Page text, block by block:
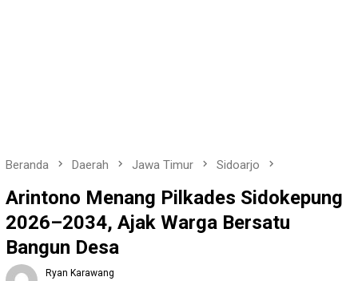
Beranda Daerah Jawa Timur Sidoarjo
Arintono Menang Pilkades Sidokepung
2026–2034, Ajak Warga Bersatu
Bangun Desa
Ryan Karawang